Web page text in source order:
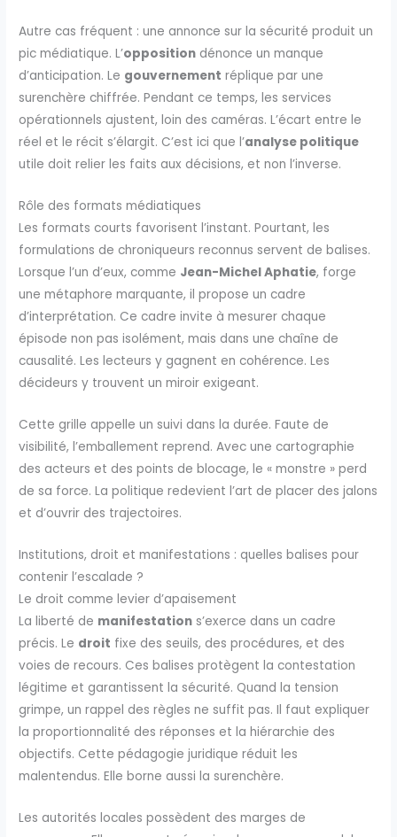
Autre cas fréquent : une annonce sur la sécurité produit un
pic médiatique. L’opposition dénonce un manque
d’anticipation. Le gouvernement réplique par une
surenchère chiffrée. Pendant ce temps, les services
opérationnels ajustent, loin des caméras. L’écart entre le
réel et le récit s’élargit. C’est ici que l’analyse politique
utile doit relier les faits aux décisions, et non l’inverse.
Rôle des formats médiatiques
Les formats courts favorisent l’instant. Pourtant, les
formulations de chroniqueurs reconnus servent de balises.
Lorsque l’un d’eux, comme Jean-Michel Aphatie, forge
une métaphore marquante, il propose un cadre
d’interprétation. Ce cadre invite à mesurer chaque
épisode non pas isolément, mais dans une chaîne de
causalité. Les lecteurs y gagnent en cohérence. Les
décideurs y trouvent un miroir exigeant.
Cette grille appelle un suivi dans la durée. Faute de
visibilité, l’emballement reprend. Avec une cartographie
des acteurs et des points de blocage, le « monstre » perd
de sa force. La politique redevient l’art de placer des jalons
et d’ouvrir des trajectoires.
Institutions, droit et manifestations : quelles balises pour
contenir l’escalade ?
Le droit comme levier d’apaisement
La liberté de manifestation s’exerce dans un cadre
précis. Le droit fixe des seuils, des procédures, et des
voies de recours. Ces balises protègent la contestation
légitime et garantissent la sécurité. Quand la tension
grimpe, un rappel des règles ne suffit pas. Il faut expliquer
la proportionnalité des réponses et la hiérarchie des
objectifs. Cette pédagogie juridique réduit les
malentendus. Elle borne aussi la surenchère.
Les autorités locales possèdent des marges de